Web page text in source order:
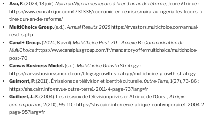
Asu, F.(2024, 13 juin).Naira au Nigeria : les leçons à tirer d’un an de réforme, Jeune Afrique :
https://www.jeuneafrique.com/1731338/economie-entreprises/naira-au-nigeria-les-lecons-a-
tirer-dun-an-de-reforme/
MultiChoice Group.(s.d.).Annual Results 2025https://investors.multichoice.com/annual-
results.php
Canal+ Group.(2024, 8 avril).MultiChoice Post-70 – Annexe B : Communication de
MultiChoice:https://www.canalplusgroup.com/fr/mandatoryoffermultichoice/multichoice-
post-70
Canvas Business Model.(s.d.).MultiChoice Growth Strategy:
https://canvasbusinessmodel.com/blogs/growth-strategy/multichoice-growth-strategy
Guimont, P.(2011). Émissions de télévision et identité culturelle,Outre-Terre, 1(27), 73-86 :
https://shs.cairn.info/revue-outre-terre1-2011-4-page-73?lang=fr
Guilbert, J.-F.(2004). Les réseaux de télévision privés en Afrique de l’Ouest,Afrique
contemporaine, 2(210), 95-110 :https://shs.cairn.info/revue-afrique-contemporaine1-2004-2-
page-95?lang=fr